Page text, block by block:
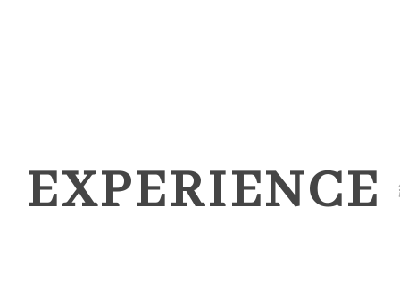
EXPERIENCE